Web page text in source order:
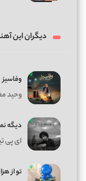
دیگران این
وفاسیز
وحید
دیگه
ای پی
تو از